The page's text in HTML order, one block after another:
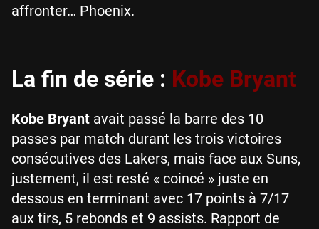
affronter… Phoenix.
La fin de série : Kobe Bryant
Kobe Bryant avait passé la barre des 10
passes par match durant les trois victoires
consécutives des Lakers, mais face aux Suns,
justement, il est resté « coincé » juste en
dessous en terminant avec 17 points à 7/17
aux tirs, 5 rebonds et 9 assists. Rapport de